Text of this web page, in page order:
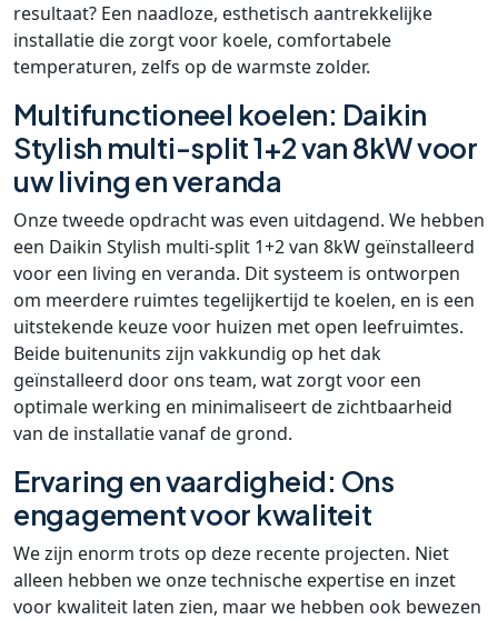
resultaat? Een naadloze, esthetisch aantrekkelijke
installatie die zorgt voor koele, comfortabele
temperaturen, zelfs op de warmste zolder.
Multifunctioneel koelen: Daikin
Stylish multi-split 1+2 van 8kW voor
uw living en veranda
Onze tweede opdracht was even uitdagend. We hebben
een Daikin Stylish multi-split 1+2 van 8kW geïnstalleerd
voor een living en veranda. Dit systeem is ontworpen
om meerdere ruimtes tegelijkertijd te koelen, en is een
uitstekende keuze voor huizen met open leefruimtes.
Beide buitenunits zijn vakkundig op het dak
geïnstalleerd door ons team, wat zorgt voor een
optimale werking en minimaliseert de zichtbaarheid
van de installatie vanaf de grond.
Ervaring en vaardigheid: Ons
engagement voor kwaliteit
We zijn enorm trots op deze recente projecten. Niet
alleen hebben we onze technische expertise en inzet
voor kwaliteit laten zien, maar we hebben ook bewezen